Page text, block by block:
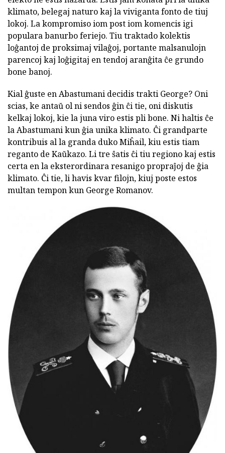
klimato, belegaj naturo kaj la viviganta fonto de tiuj
lokoj. La kompromiso iom post iom komencis igi
populara banurbo feriejo. Tiu traktado kolektis
loĝantoj de proksimaj vilaĝoj, portante malsanulojn
parencoj kaj loĝigitaj en tendoj aranĝita ĉe grundo
bone banoj.
Kial ĝuste en Abastumani decidis trakti George? Oni
scias, ke antaŭ ol ni sendos ĝin ĉi tie, oni diskutis
kelkaj lokoj, kie la juna viro estis pli bone. Ni haltis ĉe
la Abastumani kun ĝia unika klimato. Ĉi grandparte
kontribuis al la granda duko Miĥail, kiu estis tiam
reganto de Kaŭkazo. Li tre ŝatis ĉi tiu regiono kaj estis
certa en la eksterordinara resanigo propraĵoj de ĝia
klimato. Ĉi tie, li havis kvar filojn, kiuj poste estos
multan tempon kun George Romanov.